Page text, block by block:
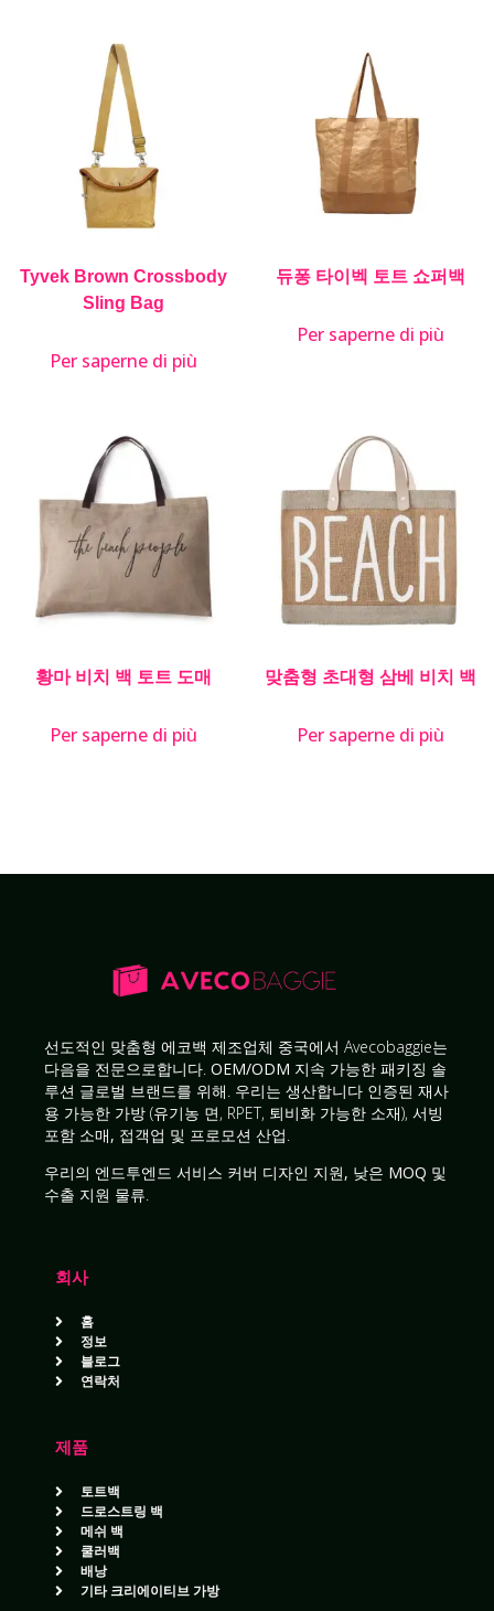
Tyvek Brown Crossbody
Sling Bag
Per saperne di più
듀퐁 타이벡 토트 쇼퍼백
Per saperne di più
황마 비치 백 토트 도매
Per saperne di più
맞춤형 초대형 삼베 비치 백
Per saperne di più
선도적인 맞춤형 에코백 제조업체 중국에서 Avecobaggie는
다음을 전문으로합니다. OEM/ODM 지속 가능한 패키징 솔
루션 글로벌 브랜드를 위해. 우리는 생산합니다 인증된 재사
용 가능한 가방 (유기농 면, RPET, 퇴비화 가능한 소재), 서빙
포함 소매, 접객업 및 프로모션 산업.
우리의 엔드투엔드 서비스 커버 디자인 지원, 낮은 MOQ 및
수출 지원 물류.
회사
홈
정보
블로그
연락처
제품
토트백
드로스트링 백
메쉬 백
쿨러백
배낭
기타 크리에이티브 가방